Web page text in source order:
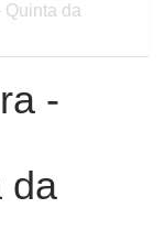
Quinta da
-
da